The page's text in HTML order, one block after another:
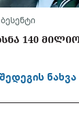
140
ნახვა